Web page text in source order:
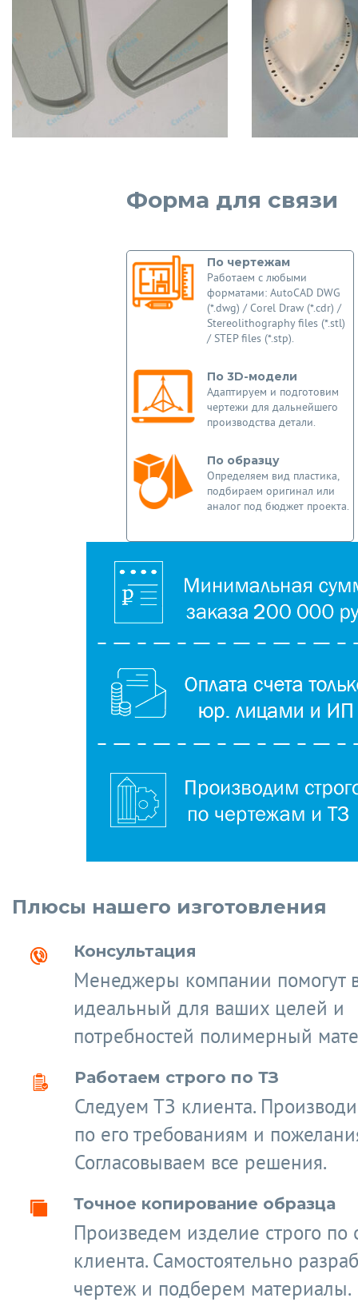
Форма для связи
По чертежам
Работаем с любыми
форматами: AutoCAD DWG
(*.dwg) / Corel Draw (*.cdr) /
Stereolithography files (*.stl)
/ STEP files (*.stp).
По 3D-модели
Адаптируем и подготовим
чертежи для дальнейшего
производства детали.
По образцу
Определяем вид пластика,
подбираем оригинал или
аналог под бюджет проекта.
Плюсы нашего изготовления
Консультация
Менеджеры компании помогут
идеальный для ваших целей и
потребностей полимерный
Работаем строго по ТЗ
Следуем ТЗ клиента.
по его требованиям и
Согласовываем все решения.
Точное копирование образца
Произведем изделие строго по
клиента. Самостоятельно
чертеж и подберем материалы.